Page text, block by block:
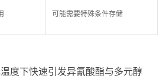
可能需要特殊条件存储
度下快速引发异氰酸酯与多元醇